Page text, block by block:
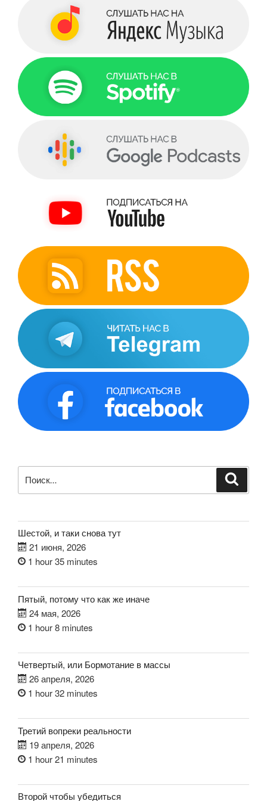
Шестой, и таки снова тут
21 июня, 2026
1 hour 35 minutes
Пятый, потому что как же иначе
24 мая, 2026
1 hour 8 minutes
Четвертый, или Бормотание в массы
26 апреля, 2026
1 hour 32 minutes
Третий вопреки реальности
19 апреля, 2026
1 hour 21 minutes
Второй чтобы убедиться